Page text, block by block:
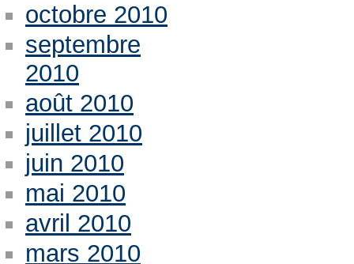
octobre 2010
septembre
2010
août 2010
juillet 2010
juin 2010
mai 2010
avril 2010
mars 2010